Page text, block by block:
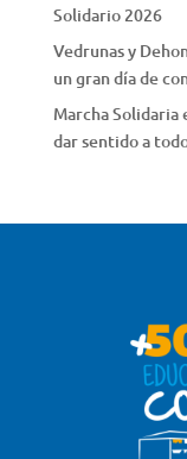
Solidario 2026
Vedrunas y
un gran día de
Marcha Solidaria
dar sentido a